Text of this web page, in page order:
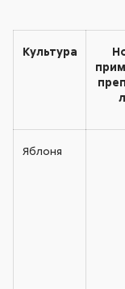
Культура
Яблоня